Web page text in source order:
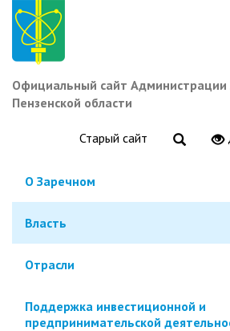
Перейти
основному
содержанию
Официальный сайт Администрации
Пензенской области
Старый сайт
О Заречном
Власть
Отрасли
Поддержка инвестиционной и
предпринимательской